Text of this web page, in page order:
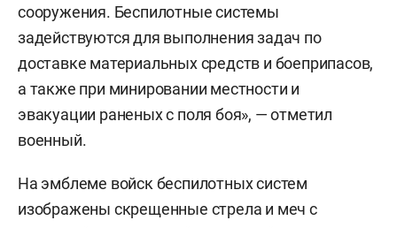
сооружения. Беспилотные системы
задействуются для выполнения задач по
доставке материальных средств и боеприпасов,
а также при минировании местности и
эвакуации раненых с поля боя», — отметил
военный.
На эмблеме войск беспилотных систем
изображены скрещенные стрела и меч с